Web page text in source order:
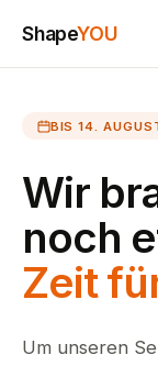
ShapeYOU
BIS 14.
Wir
noch
Zeit
Um unseren